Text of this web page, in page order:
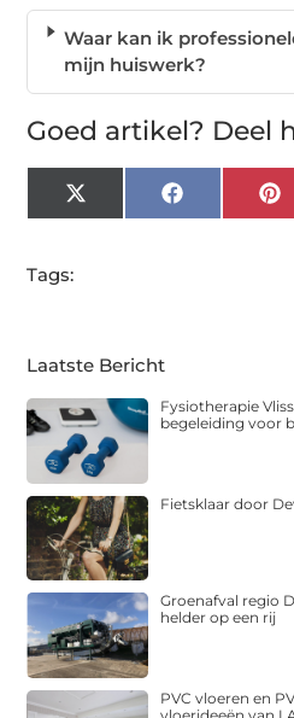
Waar kan ik
mijn huiswerk?
Goed artikel? Deel
X
(Twitter)
Facebook
Tags:
Laatste Bericht
Fysiotherapie
begeleiding voor
Fietsklaar door
Groenafval regio
helder op een rij
PVC vloeren en